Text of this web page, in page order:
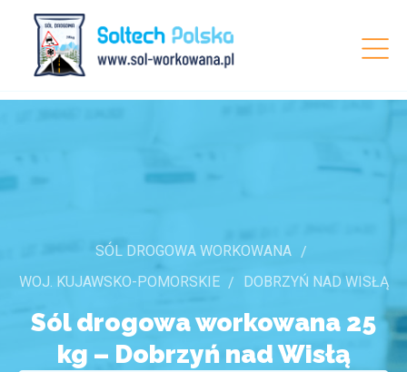
SÓL DROGOWA WORKOWANA
WOJ. KUJAWSKO-POMORSKIE
DOBRZYŃ NAD WISŁĄ
Sól drogowa workowana 25
kg – Dobrzyń nad Wisłą